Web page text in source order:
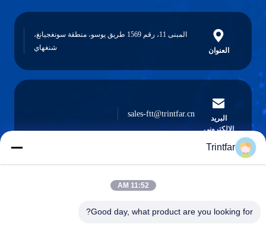
العنوان
المبنى 11، رقم 1569 طريق يوسو، منطقة سونغجيانغ،
شنغهاي
البريد
الإلكتروني
sales-ftt@trintfar.cn
Trintfar
11:52 AM
Good day, what product are you looking for?